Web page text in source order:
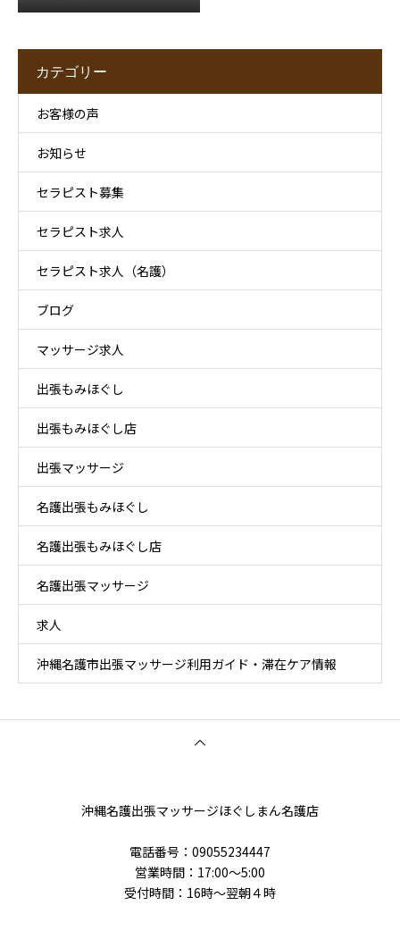
カテゴリー
お客様の声
お知らせ
セラピスト募集
セラピスト求人
セラピスト求人（名護）
ブログ
マッサージ求人
出張もみほぐし
出張もみほぐし店
出張マッサージ
名護出張もみほぐし
名護出張もみほぐし店
名護出張マッサージ
求人
沖縄名護市出張マッサージ利用ガイド・滞在ケア情報
沖縄名護出張マッサージほぐしまん名護店
電話番号‭：09055234447
営業時間：17:00～5:00
受付時間：16時〜翌朝４時